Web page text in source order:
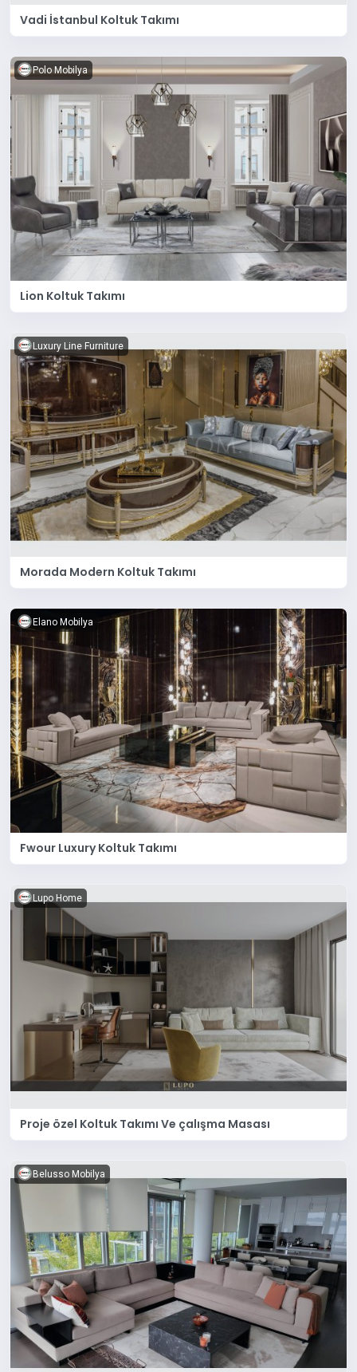
Vadi İstanbul Koltuk Takımı
Polo Mobilya
Lion Koltuk Takımı
Luxury Line Furniture
Morada Modern Koltuk Takımı
Elano Mobilya
Fwour Luxury Koltuk Takımı
Lupo Home
Proje özel Koltuk Takımı Ve çalışma Masası
Belusso Mobilya